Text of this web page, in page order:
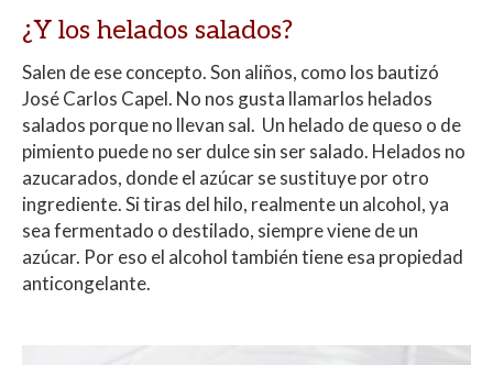
¿Y los helados salados?
Salen de ese concepto. Son aliños, como los bautizó
José Carlos Capel. No nos gusta llamarlos helados
salados porque no llevan sal. Un helado de queso o de
pimiento puede no ser dulce sin ser salado. Helados no
azucarados, donde el azúcar se sustituye por otro
ingrediente. Si tiras del hilo, realmente un alcohol, ya
sea fermentado o destilado, siempre viene de un
azúcar. Por eso el alcohol también tiene esa propiedad
anticongelante.